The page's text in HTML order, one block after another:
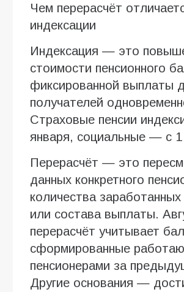
Чем перерасчёт
индексации
Индексация — это
стоимости пенсионного
фиксированной выплаты
получателей
Страховые пенсии
января, социальные — с 1
Перерасчёт — это
данных конкретного
количества
или состава выплаты.
перерасчёт учитывает
сформированные
пенсионерами за
Другие основания —